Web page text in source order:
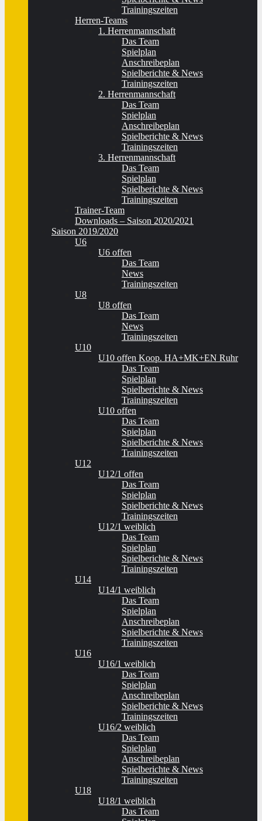
Trainingszeiten
Herren-Teams
1. Herrenmannschaft
Das Team
Spielplan
Anschreibeplan
Spielberichte & News
Trainingszeiten
2. Herrenmannschaft
Das Team
Spielplan
Anschreibeplan
Spielberichte & News
Trainingszeiten
3. Herrenmannschaft
Das Team
Spielplan
Spielberichte & News
Trainingszeiten
Trainer-Team
Downloads – Saison 2020/2021
Saison 2019/2020
U6
U6 offen
Das Team
News
Trainingszeiten
U8
U8 offen
Das Team
News
Trainingszeiten
U10
U10 offen Koop. HA+MK+EN Ruhr
Das Team
Spielplan
Spielberichte & News
Trainingszeiten
U10 offen
Das Team
Spielplan
Spielberichte & News
Trainingszeiten
U12
U12/1 offen
Das Team
Spielplan
Spielberichte & News
Trainingszeiten
U12/1 weiblich
Das Team
Spielplan
Spielberichte & News
Trainingszeiten
U14
U14/1 weiblich
Das Team
Spielplan
Anschreibeplan
Spielberichte & News
Trainingszeiten
U16
U16/1 weiblich
Das Team
Spielplan
Anschreibeplan
Spielberichte & News
Trainingszeiten
U16/2 weiblich
Das Team
Spielplan
Anschreibeplan
Spielberichte & News
Trainingszeiten
U18
U18/1 weiblich
Das Team